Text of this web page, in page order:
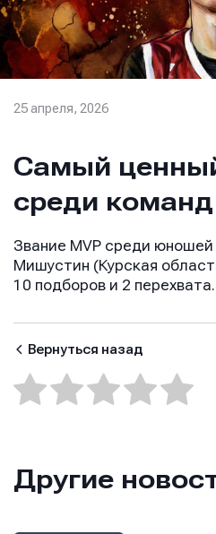
25 апреля, 2026
Самый
среди
Звание MVP среди юношей
Мишустин (Курская
10 подборов и 2 перехвата.
Вернуться назад
Другие